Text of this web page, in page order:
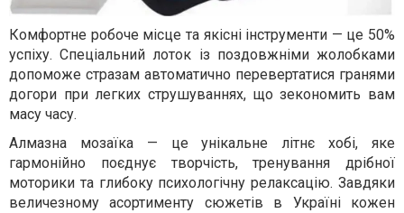
Комфортне робоче місце та якісні інструменти — це 50%
успіху. Спеціальний лоток із поздовжніми жолобками
допоможе стразам автоматично перевертатися гранями
догори при легких струшуваннях, що зекономить вам
масу часу.
Алмазна мозаїка — це унікальне літнє хобі, яке
гармонійно поєднує творчість, тренування дрібної
моторики та глибоку психологічну релаксацію. Завдяки
величезному асортименту сюжетів в Україні кожен